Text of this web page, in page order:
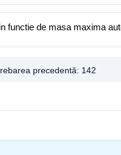
functie de masa maxima
precedentă: 142